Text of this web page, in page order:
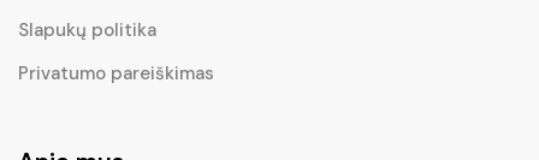
Slapukų politika
Privatumo pareiškimas